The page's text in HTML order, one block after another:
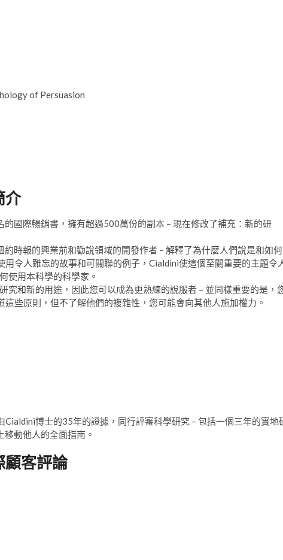
of Persuasion
介
國際暢銷書，擁有超過500萬份的副本 – 現在修改了補充：新的研
時報的興業前和勸說領域的開發作者 – 解釋了為什麼人們說是和如何
令人難忘的故事和可關聯的例子，Cialdini使這個至關重要的主題令
使用本科學的科學家。
究和新的用途，因此您可以成為更熟練的說服者 – 並同樣重要的是，
些原則，但不了解他們的複雜性，您可能會向其他人施加權力。
博士的35年的證據，同行評審科學研究 – 包括一個三年的實地
動他人的全面指南。
客評論